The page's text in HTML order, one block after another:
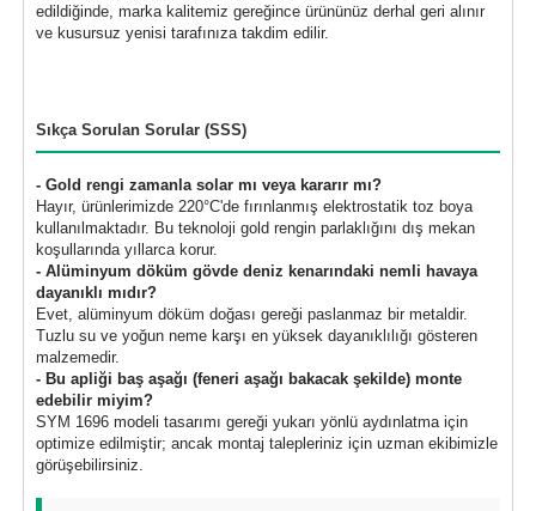
edildiğinde, marka kalitemiz gereğince ürününüz derhal geri alınır
ve kusursuz yenisi tarafınıza takdim edilir.
Sıkça Sorulan Sorular (SSS)
- Gold rengi zamanla solar mı veya kararır mı?
Hayır, ürünlerimizde 220°C'de fırınlanmış elektrostatik toz boya
kullanılmaktadır. Bu teknoloji gold rengin parlaklığını dış mekan
koşullarında yıllarca korur.
- Alüminyum döküm gövde deniz kenarındaki nemli havaya
dayanıklı mıdır?
Evet, alüminyum döküm doğası gereği paslanmaz bir metaldir.
Tuzlu su ve yoğun neme karşı en yüksek dayanıklılığı gösteren
malzemedir.
- Bu apliği baş aşağı (feneri aşağı bakacak şekilde) monte
edebilir miyim?
SYM 1696 modeli tasarımı gereği yukarı yönlü aydınlatma için
optimize edilmiştir; ancak montaj talepleriniz için uzman ekibimizle
görüşebilirsiniz.